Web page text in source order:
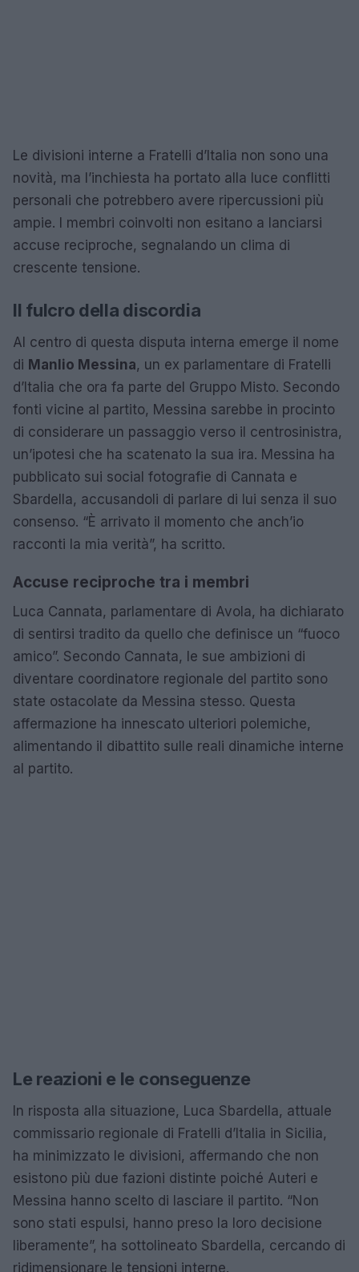
Le divisioni interne a Fratelli d’Italia non sono una
novità, ma l’inchiesta ha portato alla luce conflitti
personali che potrebbero avere ripercussioni più
ampie. I membri coinvolti non esitano a lanciarsi
accuse reciproche, segnalando un clima di
crescente tensione.
Il fulcro della discordia
Al centro di questa disputa interna emerge il nome
di Manlio Messina, un ex parlamentare di Fratelli
d’Italia che ora fa parte del Gruppo Misto. Secondo
fonti vicine al partito, Messina sarebbe in procinto
di considerare un passaggio verso il centrosinistra,
un’ipotesi che ha scatenato la sua ira. Messina ha
pubblicato sui social fotografie di Cannata e
Sbardella, accusandoli di parlare di lui senza il suo
consenso. “È arrivato il momento che anch’io
racconti la mia verità”, ha scritto.
Accuse reciproche tra i membri
Luca Cannata, parlamentare di Avola, ha dichiarato
di sentirsi tradito da quello che definisce un “fuoco
amico”. Secondo Cannata, le sue ambizioni di
diventare coordinatore regionale del partito sono
state ostacolate da Messina stesso. Questa
affermazione ha innescato ulteriori polemiche,
alimentando il dibattito sulle reali dinamiche interne
al partito.
Le reazioni e le conseguenze
In risposta alla situazione, Luca Sbardella, attuale
commissario regionale di Fratelli d’Italia in Sicilia,
ha minimizzato le divisioni, affermando che non
esistono più due fazioni distinte poiché Auteri e
Messina hanno scelto di lasciare il partito. “Non
sono stati espulsi, hanno preso la loro decisione
liberamente”, ha sottolineato Sbardella, cercando di
ridimensionare le tensioni interne.